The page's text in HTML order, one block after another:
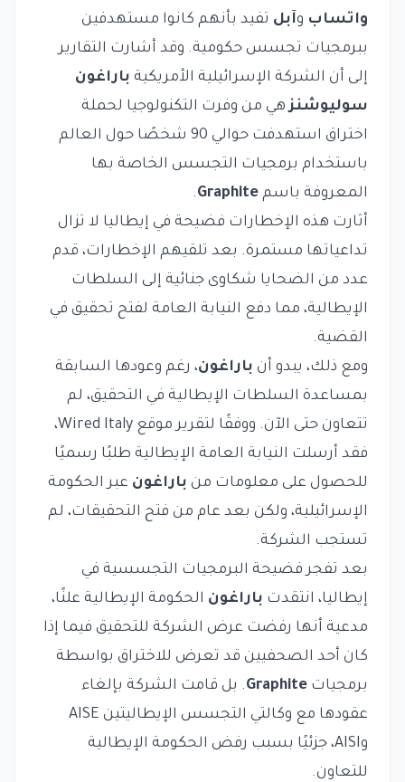
واتساب وآبل تفيد بأنهم كانوا مستهدفين
ببرمجيات تجسس حكومية. وقد أشارت التقارير
إلى أن الشركة الإسرائيلية الأمريكية باراغون
سوليوشنزهي من وفرت التكنولوجيا لحملة
اختراق استهدفت حوالي 90 شخصًا حول العالم
باستخدام برمجيات التجسس الخاصة بها
المعروفة باسم Graphite
.
أثارت هذه الإخطارات فضيحة في إيطاليا لا تزال
تداعياتها مستمرة. بعد تلقيهم الإخطارات، قدم
عدد من الضحايا شكاوى جنائية إلى السلطات
الإيطالية، مما دفع النيابة العامة لفتح تحقيق في
القضية.
ومع ذلك، يبدو أن باراغون، رغم وعودها السابقة
بمساعدة السلطات الإيطالية في التحقيق، لم
تتعاون حتى الآن. ووفقًا لتقرير موقع Wired Italy،
فقد أرسلت النيابة العامة الإيطالية طلبًا رسميًا
للحصول على معلومات من باراغون عبر الحكومة
الإسرائيلية، ولكن بعد عام من فتح التحقيقات، لم
تستجب الشركة.
بعد تفجر فضيحة البرمجيات التجسسية في
إيطاليا، انتقدت باراغون الحكومة الإيطالية علنًا،
مدعية أنها رفضت عرض الشركة للتحقيق فيما إذا
كان أحد الصحفيين قد تعرض للاختراق بواسطة
برمجيات Graphite. بل قامت الشركة بإلغاء
عقودها مع وكالتي التجسس الإيطاليتين AISE
وAISI، جزئيًا بسبب رفض الحكومة الإيطالية
للتعاون.